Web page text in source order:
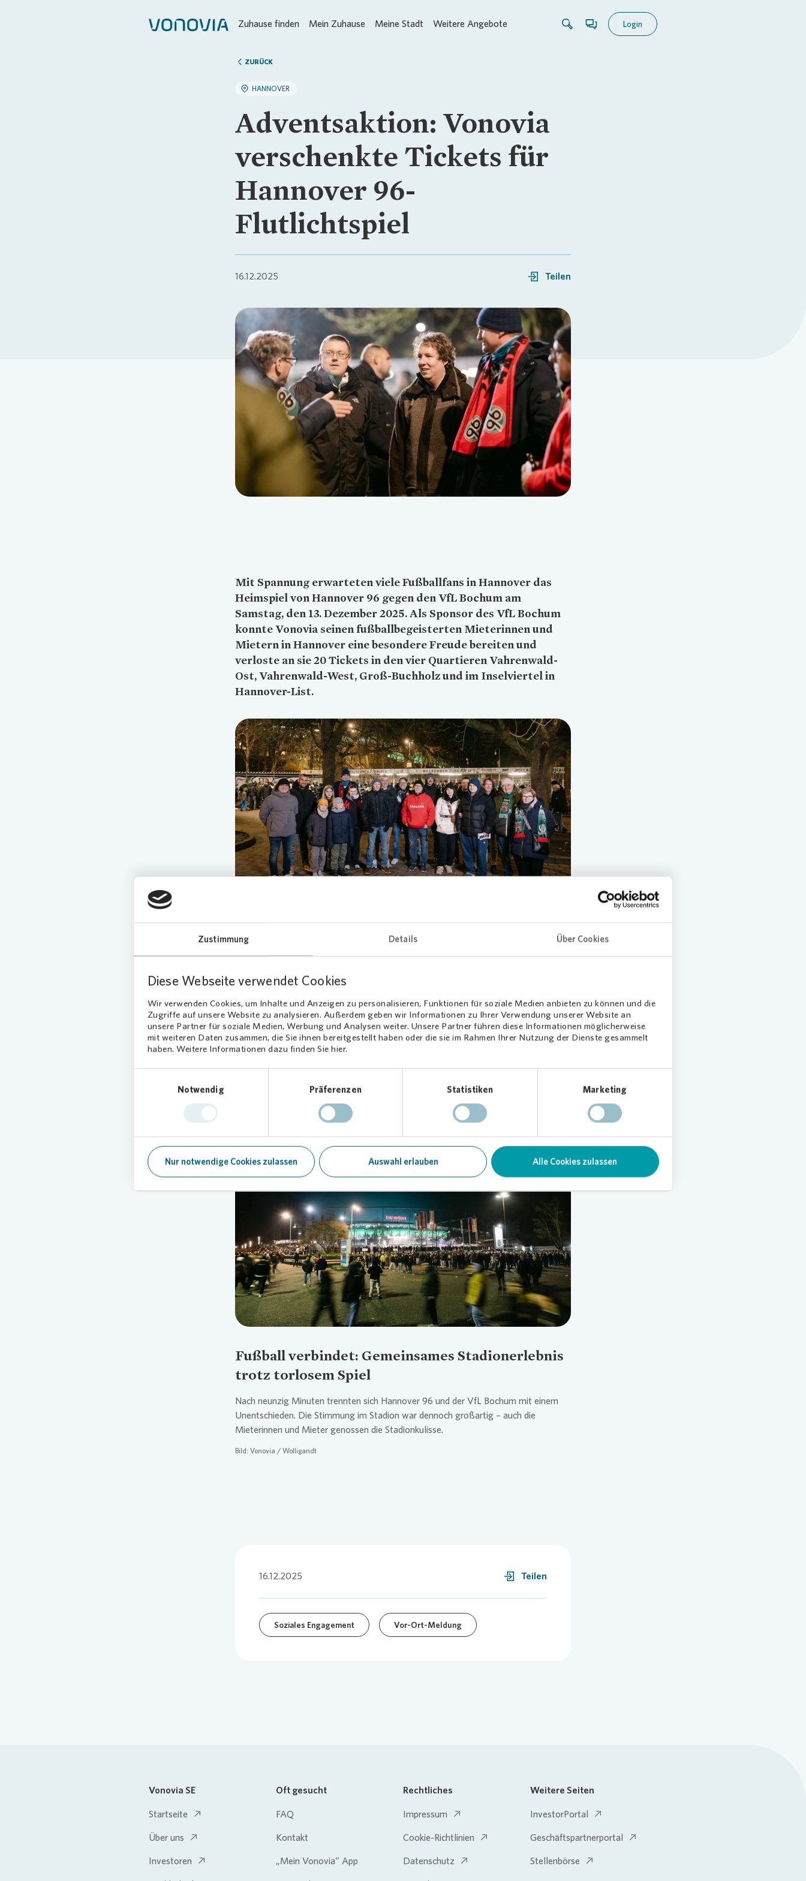
Zustimmung Details Über Cookies
Diese Webseite verwendet Cookies
Wir verwenden Cookies, um Inhalte und Anzeigen zu personalisieren, Funktionen für soziale Medien anbieten zu können und die
Zugriffe auf unsere Website zu analysieren. Außerdem geben wir Informationen zu Ihrer Verwendung unserer Website an
unsere Partner für soziale Medien, Werbung und Analysen weiter. Unsere Partner führen diese Informationen möglicherweise
mit weiteren Daten zusammen, die Sie ihnen bereitgestellt haben oder die sie im Rahmen Ihrer Nutzung der Dienste gesammelt
haben. Weitere Informationen dazu finden Sie hier.
Notwendig
Präferenzen Statistiken Marketing
Nur notwendige Cookies zulassen Auswahl erlauben Alle Cookies zulassen
Zuhause finden Mein Zuhause Meine Stadt Weitere Angebote Login
ZURÜCK
HANNOVER
Adventsaktion: Vonovia
verschenkte Tickets für
Hannover 96-
Flutlichtspiel
16.12.2025 Teilen
Loading...
Mit Spannung erwarteten viele Fußballfans in Hannover das
Heimspiel von Hannover 96 gegen den VfL Bochum am
Samstag, den 13. Dezember 2025. Als Sponsor des VfL Bochum
konnteVonovia seinen fußballbegeisterten Mieterinnen und
Mietern in Hannover eine besondere Freude bereiten und
verloste an sie 20 Tickets in den vier Quartieren Vahrenwald-
Ost, Vahrenwald-West, Groß-Buchholz und im Inselviertel in
Hannover-List.
Loading...
Gemeinschaft stärken:Vonovia
emotionale Momente im Advent
Die Beteiligung an der Vorweihnachtsverlosung war hoch und umso größer die
beim Flutlichtspiel im Stadion mitfiebern, sondern sich auch über ein Rundum-
Erlebnis mit Stadionwurst und Freigetränk inklusive freuen.
„Als Vermieter mit Unternehmenshauptsitz in Bochum freuen wir uns, wenn wir
Vorweihnachtszeit ist so ein gemeinsames Event ein schönes Zeichen der
Verbundenheit und ein Highlight im Dezember“, sagt Thomas Weinert,
Regionalleiter Hannover West bei
Loading...
Fußball verbindet: Gemeinsames Stadionerlebnis
trotz torlosem Spiel
Nach neunzig Minuten trennten sich Hannover 96 und der VfL Bochum mit einem
Unentschieden. Die Stimmung im Stadion war dennoch großartig – auch die
Mieterinnen und Mieter genossen die Stadionkulisse.
Bild: Vonovia / Wolligandt
16.12.2025 Teilen
Soziales Engagement Vor-Ort-Meldung
Vonovia SE
Startseite
Über uns
Investoren
Oft gesucht
FAQ
Kontakt
„Mein Vonovia“ App
Rechtliches
Impressum
Cookie-Richtlinien
Datenschutz
Weitere Seiten
InvestorPortal
Geschäftspartnerportal
Stellenbörse